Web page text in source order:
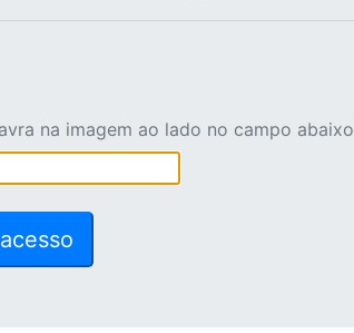
na imagem ao lado no campo abaixo